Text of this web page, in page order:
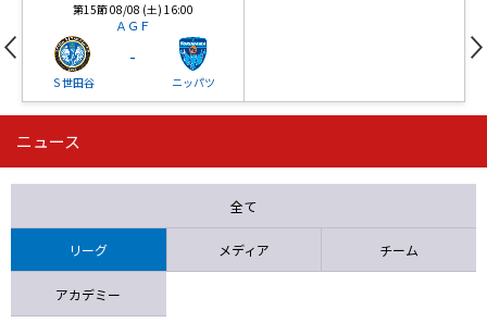
第15節 08/08 (土) 16:00
ＡＧＦ
Ｓ世田谷
-
ニッパツ
第16節 09/05 (土) 15:00
ニッパツ 石人の星
ニュース
全て
リーグ メディア チーム
アカデミー